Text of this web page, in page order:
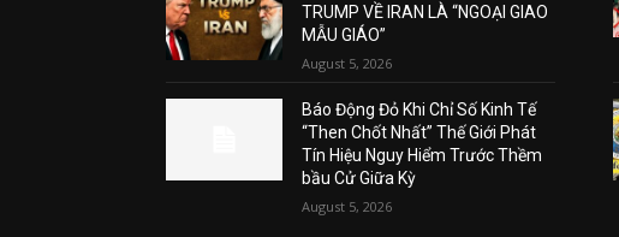
TRUMP VỀ IRAN LÀ “NGOẠI GIAO
MẪU GIÁO”
August 5, 2026
Báo Động Đỏ Khi Chỉ Số Kinh Tế
“Then Chốt Nhất” Thế Giới Phát
Tín Hiệu Nguy Hiểm Trước Thềm
bầu Cử Giữa Kỳ
August 5, 2026